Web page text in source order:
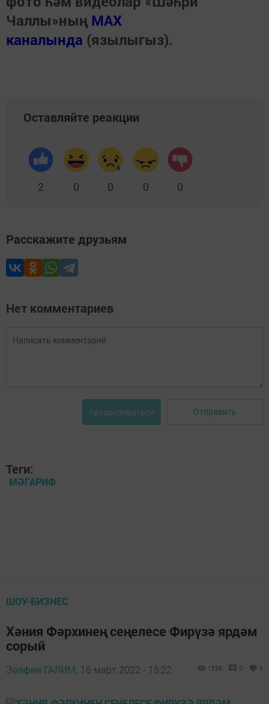
Чаллы»ның MAX
каналында (язылыгыз).
Оставляйте реакции
2 0 0 0 0
Расскажите друзьям
Нет комментариев
Авторизоваться Отправить
Теги:
МӘГАРИФ
ШОУ-БИЗНЕС
Хәния Фәрхинең сеңелесе Фирүзә ярдәм
сорый
Зөлфия ГАЛИМ, 16 март 2022 - 15:22 1538 0 0